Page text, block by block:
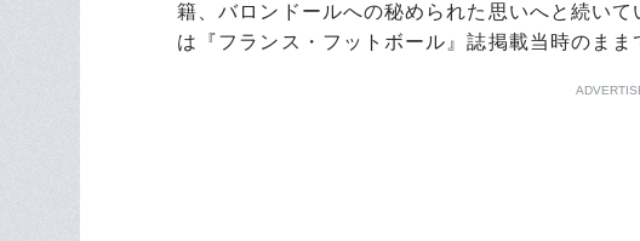
籍、バロンドールへの秘められた思いへと続い
は『フランス・フットボール』誌掲載当時のまま